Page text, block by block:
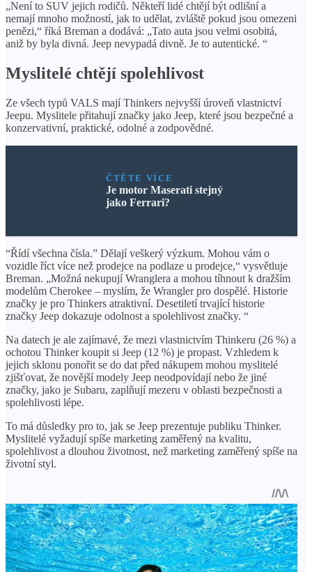
„Není to SUV jejich rodičů. Někteří lidé chtějí být odlišní a
nemají mnoho možností, jak to udělat, zvláště pokud jsou omezeni
penězi,“ říká Breman a dodává: „Tato auta jsou velmi osobitá,
aniž by byla divná. Jeep nevypadá divně. Je to autentické. “
Myslitelé chtějí spolehlivost
Ze všech typů VALS mají Thinkers nejvyšší úroveň vlastnictví
Jeepu. Myslitele přitahují značky jako Jeep, které jsou bezpečné a
konzervativní, praktické, odolné a zodpovědné.
ČTĚTE VÍCE
Je motor Maserati stejný
jako Ferrari?
“Řídí všechna čísla.” Dělají veškerý výzkum. Mohou vám o
vozidle říct více než prodejce na podlaze u prodejce,“ vysvětluje
Breman. „Možná nekupují Wranglera a mohou tíhnout k dražším
modelům Cherokee – myslím, že Wrangler pro dospělé. Historie
značky je pro Thinkers atraktivní. Desetiletí trvající historie
značky Jeep dokazuje odolnost a spolehlivost značky. “
Na datech je ale zajímavé, že mezi vlastnictvím Thinkeru (26 %) a
ochotou Thinker koupit si Jeep (12 %) je propast. Vzhledem k
jejich sklonu ponořit se do dat před nákupem mohou myslitelé
zjišťovat, že novější modely Jeep neodpovídají nebo že jiné
značky, jako je Subaru, zaplňují mezeru v oblasti bezpečnosti a
spolehlivosti lépe.
To má důsledky pro to, jak se Jeep prezentuje publiku Thinker.
Myslitelé vyžadují spíše marketing zaměřený na kvalitu,
spolehlivost a dlouhou životnost, než marketing zaměřený spíše na
životní styl.